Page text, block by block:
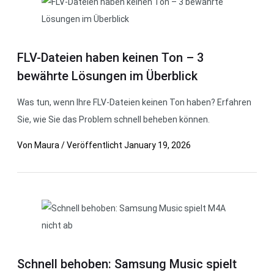
FLV-Dateien haben keinen Ton – 3
bewährte Lösungen im Überblick
Was tun, wenn Ihre FLV-Dateien keinen Ton haben? Erfahren
Sie, wie Sie das Problem schnell beheben können.
Von Maura /Veröffentlicht January 19, 2026
Schnell behoben: Samsung Music spielt